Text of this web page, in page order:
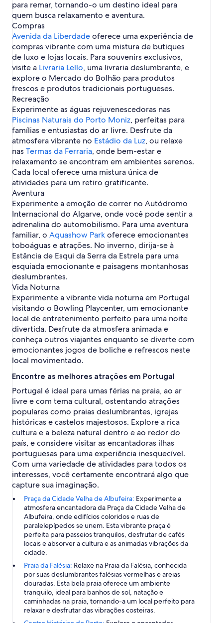
:
A
p
a
r
t
m
e
n
t
o
s
-
D
i
s
t
r
i
t
o
d
e
B
r
a
a
n
a
:
C
s
a
s
d
e
F
r
a
s
-
D
s
t
r
i
t
o
d
e
B
r
a
g
a
g
i
a
:
C
o
n
d
m
í
n
i
o
s
-
D
i
s
t
r
i
o
d
e
B
r
a
a
para remar, tornando-o um destino ideal para
quem busca relaxamento e aventura.
Compras
Avenida da Liberdadeoferece uma experiência de
compras vibrante com uma mistura de butiques
de luxo e lojas locais. Para souvenirs exclusivos,
visite a Livraria Lello, uma livraria deslumbrante, e
explore o Mercado do Bolhão para produtos
frescos e produtos tradicionais portugueses.
Recreação
Experimente as águas rejuvenescedoras nas
Piscinas Naturais do Porto Moniz, perfeitas para
famílias e entusiastas do ar livre. Desfrute da
atmosfera vibrante no Estádio da Luz, ou relaxe
nas Termas da Ferraria, onde bem-estar e
relaxamento se encontram em ambientes serenos.
Cada local oferece uma mistura única de
atividades para um retiro gratificante.
Aventura
Experimente a emoção de correr no Autódromo
Internacional do Algarve, onde você pode sentir a
adrenalina do automobilismo. Para uma aventura
familiar, o Aquashow Parkoferece emocionantes
toboáguas e atrações. No inverno, dirija-se à
Estância de Esqui da Serra da Estrela para uma
esquiada emocionante e paisagens montanhosas
deslumbrantes.
Vida Noturna
Experimente a vibrante vida noturna em Portugal
visitando o Bowling Playcenter, um emocionante
local de entretenimento perfeito para uma noite
divertida. Desfrute da atmosfera animada e
conheça outros viajantes enquanto se diverte com
emocionantes jogos de boliche e refrescos neste
local movimentado.
Encontre as melhores atrações em Portugal
Portugal é ideal para umas férias na praia, ao ar
livre e com tema cultural, ostentando atrações
populares como praias deslumbrantes, igrejas
históricas e castelos majestosos. Explore a rica
cultura e a beleza natural dentro e ao redor do
país, e considere visitar as encantadoras ilhas
portuguesas para uma experiência inesquecível.
Com uma variedade de atividades para todos os
interesses, você certamente encontrará algo que
capture sua imaginação.
Praça da Cidade Velha de Albufeira: Experimente a
atmosfera encantadora da Praça da Cidade Velha de
Albufeira, onde edifícios coloridos e ruas de
paralelepípedos se unem. Esta vibrante praça é
perfeita para passeios tranquilos, desfrutar de cafés
locais e absorver a cultura e as animadas vibrações da
cidade.
Praia da Falésia: Relaxe na Praia da Falésia, conhecida
por suas deslumbrantes falésias vermelhas e areias
douradas. Esta bela praia oferece um ambiente
tranquilo, ideal para banhos de sol, natação e
caminhadas na praia, tornando-a um local perfeito para
relaxar e desfrutar das vibrações costeiras.